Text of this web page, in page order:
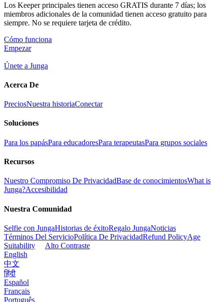
Los Keeper principales tienen acceso GRATIS durante 7 días; los
miembros adicionales de la comunidad tienen acceso gratuito para
siempre. No se requiere tarjeta de crédito.
Cómo funciona
Empezar
Únete a Junga
Acerca De
PreciosNuestra historiaConectar
Soluciones
Para los papásPara educadoresPara terapeutasPara grupos sociales
Recursos
Nuestro Compromiso De PrivacidadBase de conocimientosWhat is
Junga?Accesibilidad
Nuestra Comunidad
Selfie con JungaHistorias de éxitoRegalo JungaNoticias
Términos Del ServicioPolítica De PrivacidadRefund PolicyAge
Suitability
Alto Contraste
English
中文
हिंदी
Español
Français
Português